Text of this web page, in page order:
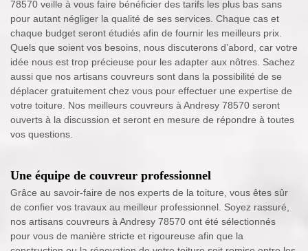
78570 veille à vous faire bénéficier des tarifs les plus bas sans
pour autant négliger la qualité de ses services. Chaque cas et
chaque budget seront étudiés afin de fournir les meilleurs prix.
Quels que soient vos besoins, nous discuterons d’abord, car votre
idée nous est trop précieuse pour les adapter aux nôtres. Sachez
aussi que nos artisans couvreurs sont dans la possibilité de se
déplacer gratuitement chez vous pour effectuer une expertise de
votre toiture. Nos meilleurs couvreurs à Andresy 78570 seront
ouverts à la discussion et seront en mesure de répondre à toutes
vos questions.
Une équipe de couvreur professionnel
Grâce au savoir-faire de nos experts de la toiture, vous êtes sûr
de confier vos travaux au meilleur professionnel. Soyez rassuré,
nos artisans couvreurs à Andresy 78570 ont été sélectionnés
pour vous de manière stricte et rigoureuse afin que la